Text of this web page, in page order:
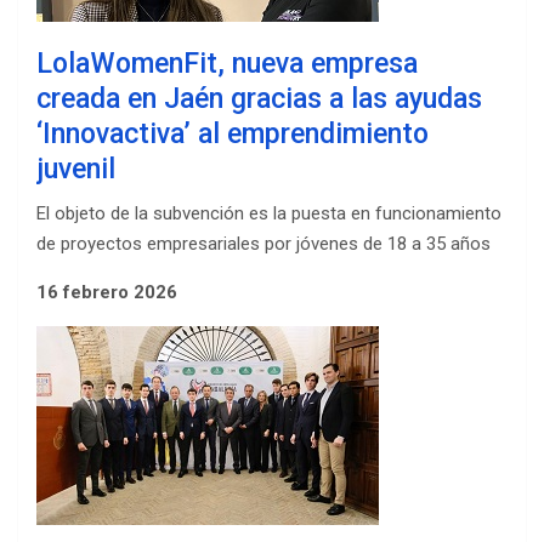
LolaWomenFit, nueva empresa
creada en Jaén gracias a las ayudas
‘Innovactiva’ al emprendimiento
juvenil
El objeto de la subvención es la puesta en funcionamiento
de proyectos empresariales por jóvenes de 18 a 35 años
16 febrero 2026